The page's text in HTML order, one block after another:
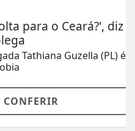
o Ceará?', diz
Guzella (PL) é